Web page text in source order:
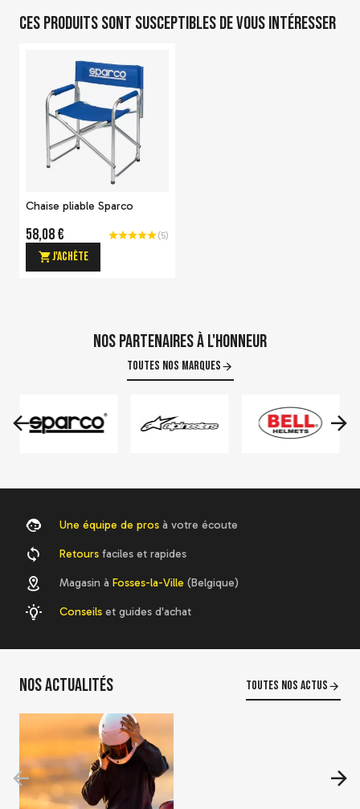
-20 %
Casque intégral Bell RS7-K
Carbon pour karting
1 210,00 €
Voir le détail
ECE 22-06
133,10 €106,48 €
Ces produits sont susceptibles de vous intéresser
Chaise pliable Sparco
58,08 € (5)
J'achète
Nos partenaires à l'honneur
Toutes nos marques
Une équipe de pros à votre écoute
Retours faciles et rapides
Magasin à Fosses-la-Ville (Belgique)
Conseils et guides d'achat
Nos actualités Toutes nos actus